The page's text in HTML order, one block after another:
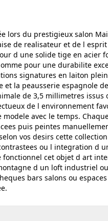
lors du prestigieux salon
de realisateur et de l
d une solide tige en acier
pour une durabilite
signatures en laiton
et la peausserie espagnole
de 3,5 millimetres
de l environnement
avec le temps.
puis peintes
vos desirs cette
ou l integration d
cet objet d art
d un loft industriel
bars salons ou